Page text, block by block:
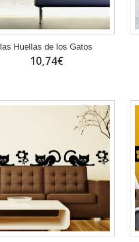
las Huellas de los Gatos
10,74€